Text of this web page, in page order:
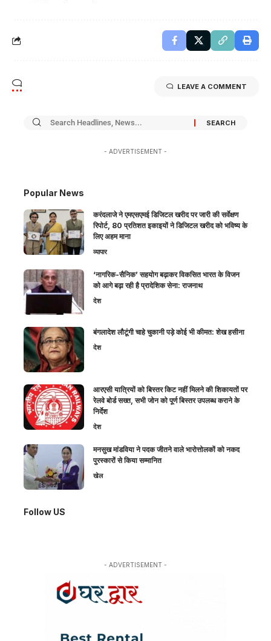
LEAVE A COMMENT
- ADVERTISEMENT -
Popular News
करंदलाजे ने एमएसएमई डिजिटल खरीद पर जारी की सर्वेक्षण
रिपोर्ट, 80 प्रतिशत इकाइयों ने डिजिटल खरीद को भविष्य के
लिए अहम माना
व्यापार
‘नागरिक-सैनिक’ सहयोग बढ़ाकर विकसित भारत के विजन
को आगे बढ़ा रही है प्रादेशिक सेना: राजनाथ
देश
बंगलादेश लौटूंगी चाहे चुकानी पड़े कोई भी कीमत: शेख हसीना
देश
आरएसी यात्रियों को बिस्तर किट नहीं मिलने की शिकायतों पर
रेलवे बोर्ड सख्त, सभी जोन को पूर्ण बिस्तर उपलब्ध कराने के
निर्देश
देश
मनसुख मांडविया ने पदक जीतने वाले भारोत्तोलकों को नकद
पुरस्कारों से किया सम्मानित
खेल
Follow US
- ADVERTISEMENT -